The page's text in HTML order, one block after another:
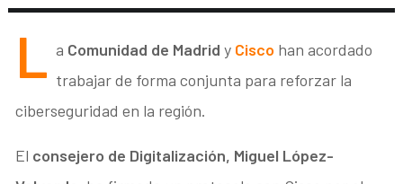
L a Comunidad de Madrid y Cisco han acordado
trabajar de forma conjunta para reforzar la
ciberseguridad en la región.
El consejero de Digitalización, Miguel López-